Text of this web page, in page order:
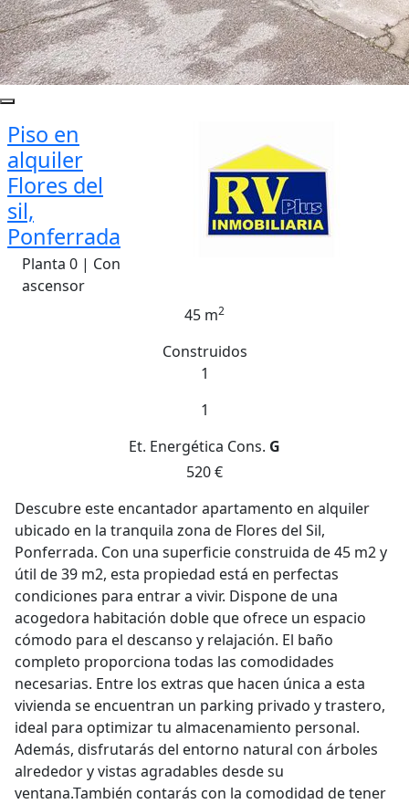
Piso en
alquiler
Flores del
sil,
Ponferrada
Planta 0 | Con
ascensor
45 m2
Construidos
1
1
Et. Energética Cons. G
520 €
Descubre este encantador apartamento en alquiler
ubicado en la tranquila zona de Flores del Sil,
Ponferrada. Con una superficie construida de 45 m2 y
útil de 39 m2, esta propiedad está en perfectas
condiciones para entrar a vivir. Dispone de una
acogedora habitación doble que ofrece un espacio
cómodo para el descanso y relajación. El baño
completo proporciona todas las comodidades
necesarias. Entre los extras que hacen única a esta
vivienda se encuentran un parking privado y trastero,
ideal para optimizar tu almacenamiento personal.
Además, disfrutarás del entorno natural con árboles
alrededor y vistas agradables desde su
ventana.También contarás con la comodidad de tener